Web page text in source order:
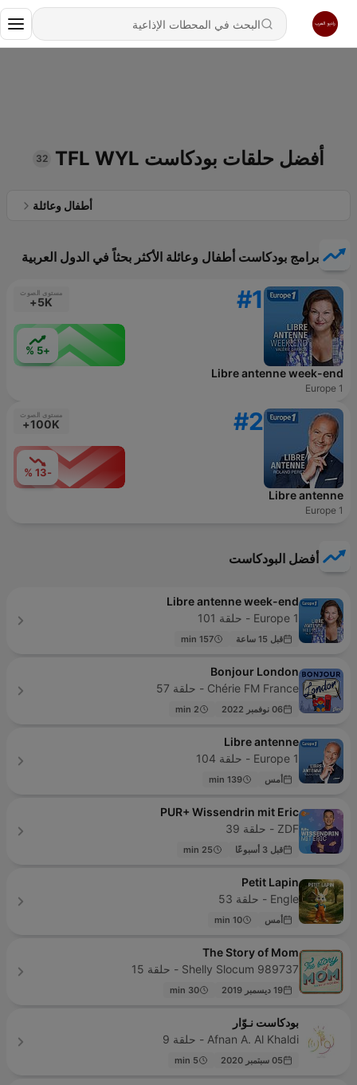
أفضل حلقات بودكاست TFL WYL 32
أطفال وعائلة
برامج بودكاست أطفال وعائلة الأكثر بحثاً في الدول العربية
#1 مستوى الصوت
5K+
+5 %
Libre antenne week-end
Europe 1
#2 مستوى الصوت
100K+
-13 %
Libre antenne
Europe 1
أفضل البودكاست
Libre antenne week-end
Europe 1 - حلقة 101
قبل 15 ساعة 157 min
Bonjour London
Chérie FM France - حلقة 57
06 نوفمبر 2022 2 min
Libre antenne
Europe 1 - حلقة 104
أمس 139 min
PUR+ Wissendrin mit Eric
ZDF - حلقة 39
قبل 3 أسبوعًا 25 min
Petit Lapin
Engle - حلقة 53
أمس 10 min
The Story of Mom
Shelly Slocum 989737 - حلقة 15
19 ديسمبر 2019 30 min
بودكاست نـوّار
Afnan A. Al Khaldi - حلقة 9
05 سبتمبر 2020 5 min